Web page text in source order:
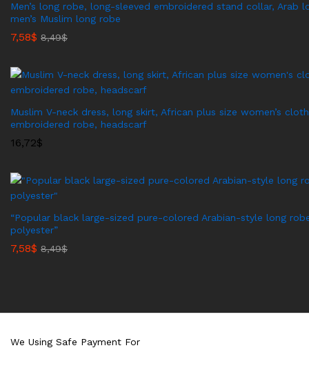
Men’s long robe, long-sleeved embroidered stand collar, Arab
men’s Muslim long robe
7,58$ 8,49$
Muslim V-neck dress, long skirt, African plus size women’s
embroidered robe, headscarf
16,72$
“Popular black large-sized pure-colored Arabian-style long
polyester”
7,58$ 8,49$
We Using Safe Payment For